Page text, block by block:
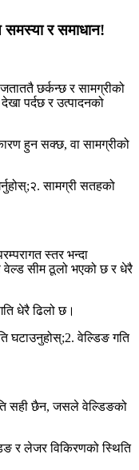
समस्या र समाधान!
छर्कन्छ र सामग्रीको
पर्दछ र उत्पादनको
हुन सक्छ, वा सामग्रीको
सामग्री सतहको
स्तर भन्दा
सीम ठूलो भएको छ र धेरै
धेरै ढिलो छ।
घटाउनुहोस्;2. वेल्डिङ गति
सही छैन, जसले वेल्डिङको
र लेजर विकिरणको स्थिति